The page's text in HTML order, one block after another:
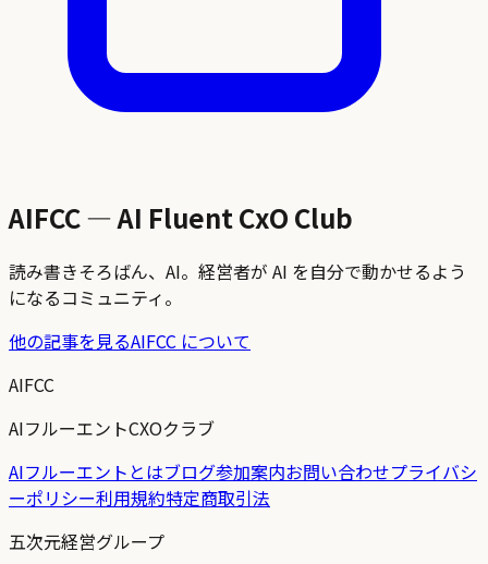
AIFCC — AI Fluent CxO Club
読み書きそろばん、AI。経営者が AI を自分で動かせるよう
になるコミュニティ。
他の記事を見るAIFCC について
AIFCC
AIフルーエントCXOクラブ
AIフルーエントとはブログ参加案内お問い合わせプライバシ
ーポリシー利用規約特定商取引法
五次元経営グループ